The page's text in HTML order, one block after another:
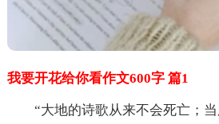
我要开花给你看作文600字 篇1
“大地的诗歌从来不会死亡；当